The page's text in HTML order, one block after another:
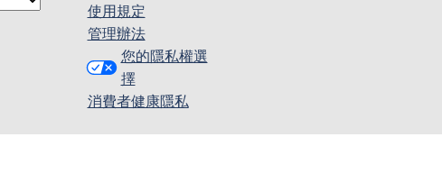
使用規定
管理辦法
您的隱私權選
擇
消費者健康隱私